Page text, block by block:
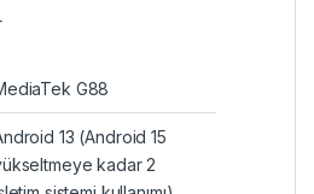
G88
13 (Android 15
kadar 2